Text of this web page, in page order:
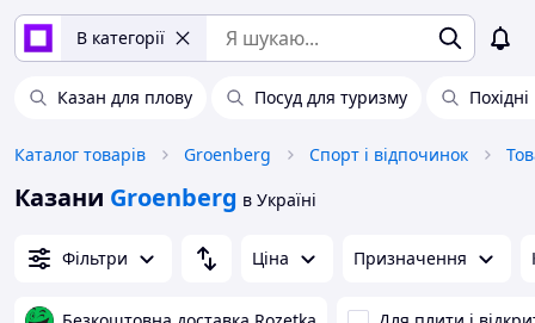
В категорії
Казан для плову Посуд для туризму
Каталог товарів Groenberg Спорт і відпочинок
Казани Groenberg в Україні
Фільтри Ціна Призначення